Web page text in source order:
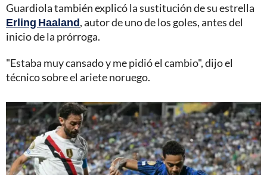
Guardiola también explicó la sustitución de su estrella
Erling Haaland, autor de uno de los goles, antes del
inicio de la prórroga.
"Estaba muy cansado y me pidió el cambio", dijo el
técnico sobre el ariete noruego.